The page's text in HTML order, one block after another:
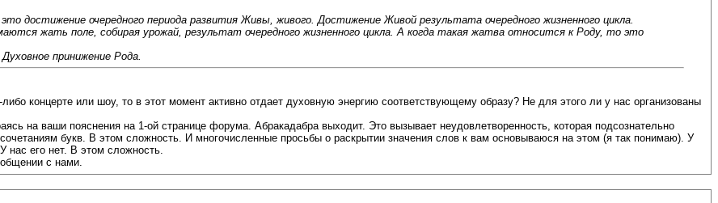
достижение очередного периода развития Живы, живого. Достижение Живой результата очередного жизненного цикла.
жать поле, собирая урожай, результат очередного жизненного цикла. А когда такая жатва относится к Роду, то это
принижение Рода.
концерте или шоу, то в этот момент активно отдает духовную энергию соответствующему образу? Не для этого ли у нас организованы
на ваши пояснения на 1-ой странице форума. Абракадабра выходит. Это вызывает неудовлетворенность, которая подсознательно
букв. В этом сложность. И многочисленные просьбы о раскрытии значения слов к вам основываюся на этом (я так понимаю). У
нас его нет. В этом сложность.
с нами.